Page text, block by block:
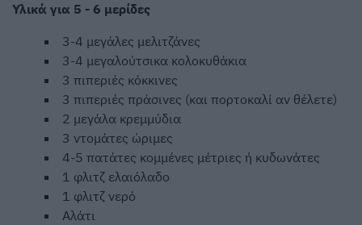
Υλικά για 5 - 6 μερίδες
3-4 μεγάλες μελιτζάνες
3-4 μεγαλούτσικα κολοκυθάκια
3 πιπεριές κόκκινες
3 πιπεριές πράσινες (και πορτοκαλί αν θέλετε)
2 μεγάλα κρεμμύδια
3 ντομάτες ώριμες
4-5 πατάτες κομμένες μέτριες ή κυδωνάτες
1 φλιτζ ελαιόλαδο
1 φλιτζ νερό
Αλάτι